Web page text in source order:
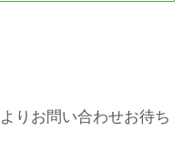
りお問い合わせお待ち